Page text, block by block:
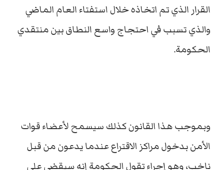
القرار الذي تم اتخاذه خلال استفتاء العام الماضي
والذي تسبب في احتجاج واسع النطاق بين منتقدي
الحكومة.
وبموجب هذا القانون كذلك سيسمح لأعضاء قوات
الأمن بدخول مراكز الاقتراع عندما يدعون من قبل
ناخب، وهو إجراء تقول الحكومة إنه سيقضي على